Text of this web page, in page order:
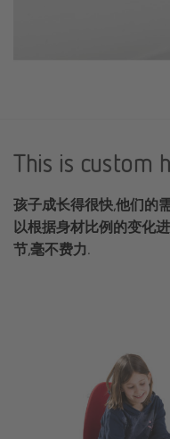
This is custom
孩子成长得很快,他们的
以根据身材比例的变化
节,毫不费力.